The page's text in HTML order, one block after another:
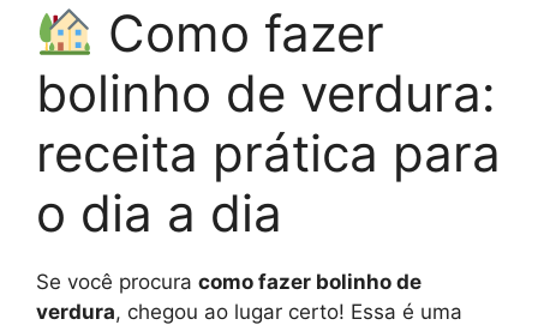
Como fazer
bolinho de verdura:
receita prática para
o dia a dia
Se você procura como fazer bolinho de
verdura, chegou ao lugar certo! Essa é uma